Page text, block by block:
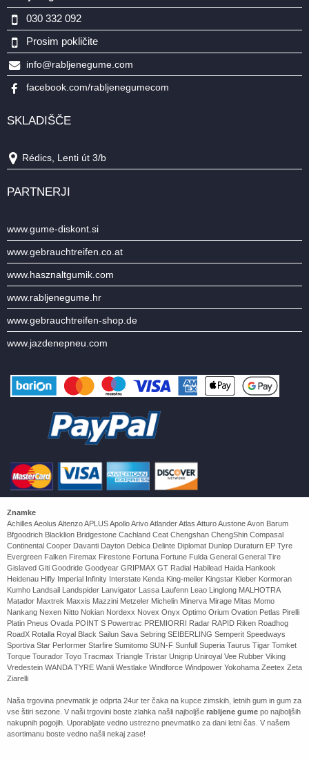
030 332 092
Prosim pokličite
info@rabljenegume.com
facebook.com/rabljenegumecom
SKLADIŠČE
Rédics, Lenti út 3/b
PARTNERJI
www.gume-diskont.si
www.gebrauchtreifen.co.at
www.hasznaltgumik.com
www.rabljenegume.hr
www.gebrauchtreifen-shop.de
www.jazdenepneu.com
Znamke
Achilles Aeolus Altenzo APLUS Apollo Arivo Atlander Atlas Atturo Austone Avon Barum
Bfgoodrich Blacklion Bridgestone Cachland Ceat Chengshan ChengShin Compasal
Continental Cooper Davanti Dayton Debica Delinte Diplomat Dunlop Duraturn EP Tyre
Evergreen Falken Firemax Firestone Fortuna Fortune Fulda General General Tire
Gislaved Giti Goodride Goodyear GRIPMAX GT Radial Habilead Haida Hankook
Heidenau Hifly Imperial Infinity Interstate Kenda King-meiler Kingstar Kleber Kormoran
Kumho Landsail Landspider Lanvigator Lassa Laufenn Leao Linglong MALHOTRA
Matador Maxtrek Maxxis Mazzini Metzeler Michelin Minerva Mirage Mitas Momo
Nankang Nexen Nitto Nokian Nordexx Novex Onyx Optimo Orium Ovation Petlas Pirelli
Platin Pneus Ovada POINT S Powertrac PREMIORRI Radar RAPID Riken Roadhog
RoadX Rotalla Royal Black Sailun Sava Sebring SEIBERLING Semperit Speedways
Sportiva Star Performer Starfire Sumitomo SUN-F Sunfull Superia Taurus Tigar Tomket
Torque Tourador Toyo Tracmax Triangle Tristar Unigrip Uniroyal Vee Rubber Viking
Vredestein WANDA TYRE Wanli Westlake Windforce Windpower Yokohama Zeetex Zeta
Ziarelli
Naša trgovina pnevmatik je odprta 24ur ter čaka na kupce zimskih, letnih gum in gum za
vse štiri sezone. V naši trgovini boste zlahka našli najboljše rabljene gume po najboljših
nakupnih pogojih. Uporabljate vedno ustrezno pnevmatiko za dani letni čas. V našem
asortimanu boste vedno našli nekaj zase!